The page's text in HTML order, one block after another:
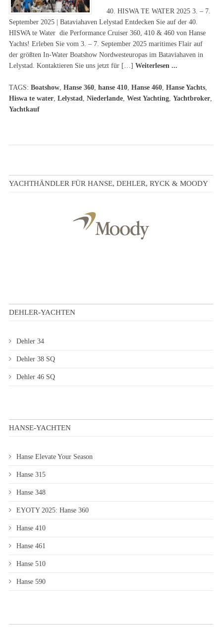
40. HISWA TE WATER 2025 3. – 7.
September 2025 | Bataviahaven Lelystad Entdecken Sie auf der 40.
HISWA te Water die Performance Cruiser 360, 410 & 460 von Hanse
Yachts! Erleben Sie vom 3. – 7. September 2025 maritimes Flair auf
der größten In-Water Boatshow Nordwesteuropas im Bataviahaven in
Lelystad. Kontaktieren Sie uns jetzt für […] Weiterlesen ...
TAGS: Boatshow, Hanse 360, hanse 410, Hanse 460, Hanse Yachts,
Hiswa te water, Lelystad, Niederlande, West Yachting, Yachtbroker,
Yachtkauf
YACHTHÄNDLER FÜR HANSE, DEHLER, RYCK & MOODY
DEHLER-YACHTEN
Dehler 34
Dehler 38 SQ
Dehler 46 SQ
HANSE-YACHTEN
Hanse Elevate Your Season
Hanse 315
Hanse 348
EYOTY 2025: Hanse 360
Hanse 410
Hanse 461
Hanse 510
Hanse 590